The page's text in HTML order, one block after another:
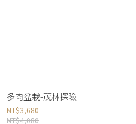
多肉盆栽-茂林探險
NT$3,680
NT$4,080